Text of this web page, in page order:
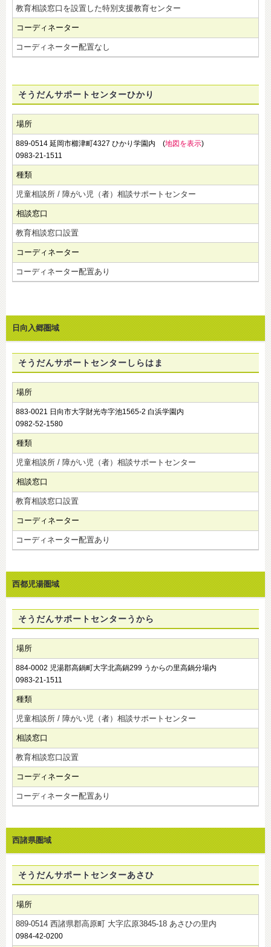
教育相談窓口を設置した特別支援教育センター
コーディネーター
コーディネーター配置なし
そうだんサポートセンターひかり
場所
889-0514 延岡市櫛津町4327 ひかり学園内 (地図を表示)
0983-21-1511
種類
児童相談所 / 障がい児（者）相談サポートセンター
相談窓口
教育相談窓口設置
コーディネーター
コーディネーター配置あり
日向入郷圏域
そうだんサポートセンターしらはま
場所
883-0021 日向市大字財光寺字池1565-2 白浜学園内
0982-52-1580
種類
児童相談所 / 障がい児（者）相談サポートセンター
相談窓口
教育相談窓口設置
コーディネーター
コーディネーター配置あり
西都児湯圏域
そうだんサポートセンターうから
場所
884-0002 児湯郡高鍋町大字北高鍋299 うからの里高鍋分場内
0983-21-1511
種類
児童相談所 / 障がい児（者）相談サポートセンター
相談窓口
教育相談窓口設置
コーディネーター
コーディネーター配置あり
西諸県圏域
そうだんサポートセンターあさひ
場所
889-0514 西諸県郡高原町 大字広原3845-18 あさひの里内
0984-42-0200